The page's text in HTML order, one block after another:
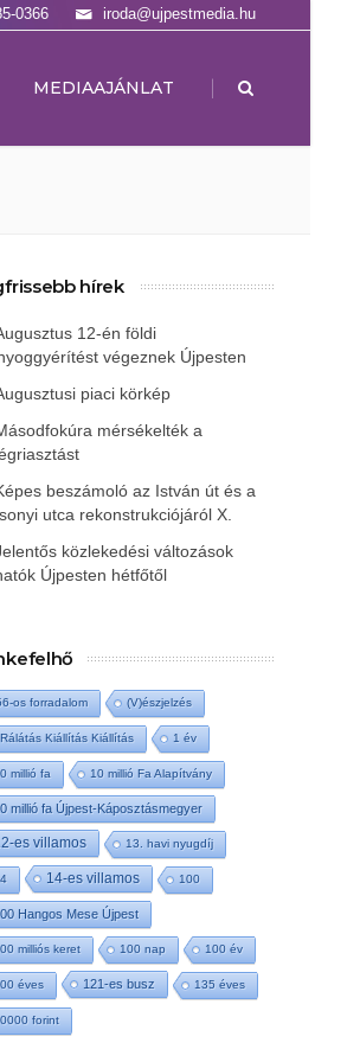
iroda@ujpestmedia.hu
0366
MEDIAAJÁNLAT |
hírek
12-én földi
végeznek Újpesten
piaci körkép
mérsékelték a
beszámoló az István út és a
utca rekonstrukciójáról X.
közlekedési változások
Újpesten hétfőtől
os forradalom (V)észjelzés
Kiállítás Kiállítás 1 év
millió fa 10 millió Fa Alapítvány
millió fa Újpest-Káposztásmegyer
es villamos 13. havi nyugdíj
14-es villamos 100
Hangos Mese Újpest
milliós keret 100 nap 100 év
éves 121-es busz 135 éves
forint